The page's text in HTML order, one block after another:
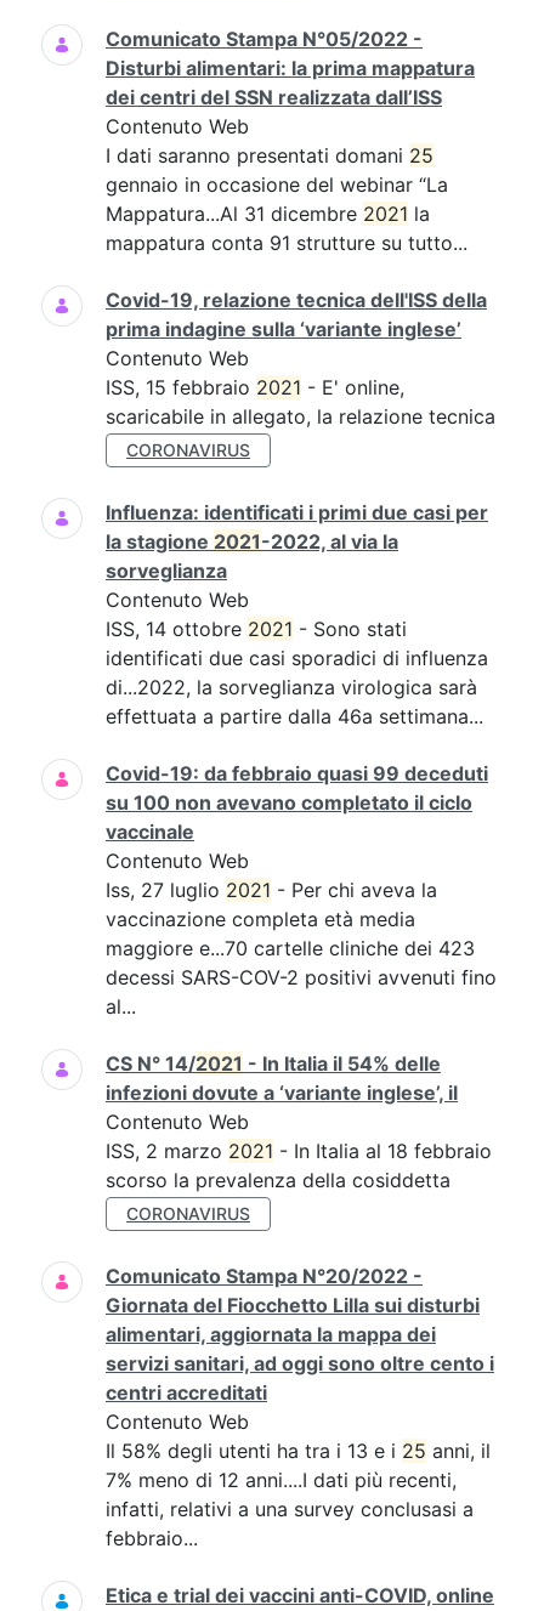
Comunicato Stampa N°05/2022 -
Disturbi alimentari: la prima mappatura
dei centri del SSN realizzata dall’ISS
Contenuto Web
I dati saranno presentati domani 25
gennaio in occasione del webinar “La
Mappatura...Al 31 dicembre 2021 la
mappatura conta 91 strutture su tutto...
Covid-19, relazione tecnica dell'ISS della
prima indagine sulla ‘variante inglese’
Contenuto Web
ISS, 15 febbraio 2021 - E' online,
scaricabile in allegato, la relazione tecnica
CORONAVIRUS
Influenza: identificati i primi due casi per
la stagione 2021-2022, al via la
sorveglianza
Contenuto Web
ISS, 14 ottobre 2021 - Sono stati
identificati due casi sporadici di influenza
di...2022, la sorveglianza virologica sarà
effettuata a partire dalla 46a settimana...
Covid-19: da febbraio quasi 99 deceduti
su 100 non avevano completato il ciclo
vaccinale
Contenuto Web
Iss, 27 luglio 2021 - Per chi aveva la
vaccinazione completa età media
maggiore e...70 cartelle cliniche dei 423
decessi SARS-COV-2 positivi avvenuti fino
al...
CS N° 14/2021 - In Italia il 54% delle
infezioni dovute a ‘variante inglese’, il
Contenuto Web
ISS, 2 marzo 2021 - In Italia al 18 febbraio
scorso la prevalenza della cosiddetta
CORONAVIRUS
Comunicato Stampa N°20/2022 -
Giornata del Fiocchetto Lilla sui disturbi
alimentari, aggiornata la mappa dei
servizi sanitari, ad oggi sono oltre cento i
centri accreditati
Contenuto Web
Il 58% degli utenti ha tra i 13 e i 25 anni, il
7% meno di 12 anni....I dati più recenti,
infatti, relativi a una survey conclusasi a
febbraio...
Etica e trial dei vaccini anti-COVID, online